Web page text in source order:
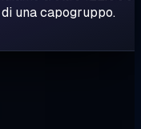
una capogruppo.